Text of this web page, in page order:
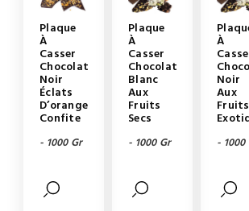
Plaque
À
Casser
Chocolat
Noir
Éclats
D’orange
Confite
- 1000 Gr
Plaque
À
Casser
Chocolat
Blanc
Aux
Fruits
Secs
- 1000 Gr
À
Noir
Aux
Fruits
- 1000